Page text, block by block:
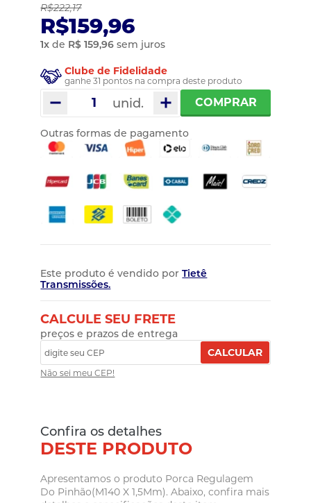
R$222,17
R$159,96
1x de R$ 159,96 sem juros
Clube de Fidelidade
ganhe 31 pontos na compra deste produto
unid. COMPRAR
Outras formas de pagamento
Este produto é vendido porTietê
Transmissões.
CALCULE SEU FRETE
preços e prazos de entrega
CALCULAR
Não sei meu CEP!
Confira os detalhes
DESTE PRODUTO
Apresentamos o produto Porca Regulagem
Do Pinhão(M140 X 1,5Mm). Abaixo, confira mais